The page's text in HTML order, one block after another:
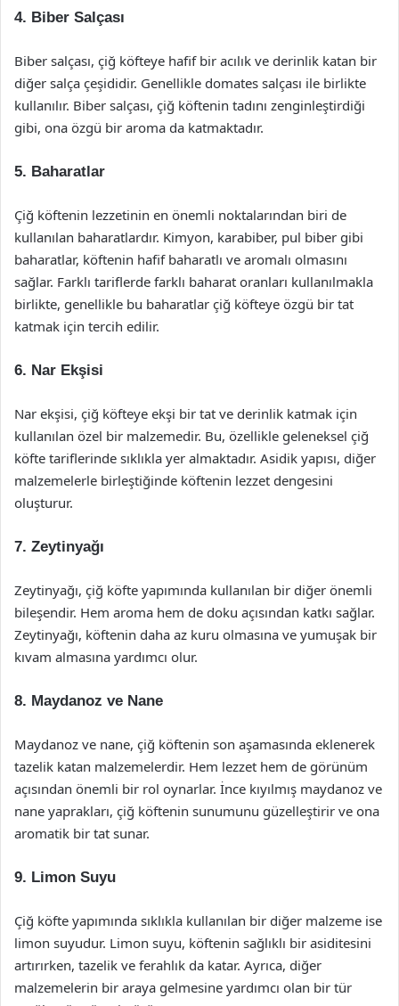
4. Biber Salçası
Biber salçası, çiğ köfteye hafif bir acılık ve derinlik katan bir
diğer salça çeşididir. Genellikle domates salçası ile birlikte
kullanılır. Biber salçası, çiğ köftenin tadını zenginleştirdiği
gibi, ona özgü bir aroma da katmaktadır.
5. Baharatlar
Çiğ köftenin lezzetinin en önemli noktalarından biri de
kullanılan baharatlardır. Kimyon, karabiber, pul biber gibi
baharatlar, köftenin hafif baharatlı ve aromalı olmasını
sağlar. Farklı tariflerde farklı baharat oranları kullanılmakla
birlikte, genellikle bu baharatlar çiğ köfteye özgü bir tat
katmak için tercih edilir.
6. Nar Ekşisi
Nar ekşisi, çiğ köfteye ekşi bir tat ve derinlik katmak için
kullanılan özel bir malzemedir. Bu, özellikle geleneksel çiğ
köfte tariflerinde sıklıkla yer almaktadır. Asidik yapısı, diğer
malzemelerle birleştiğinde köftenin lezzet dengesini
oluşturur.
7. Zeytinyağı
Zeytinyağı, çiğ köfte yapımında kullanılan bir diğer önemli
bileşendir. Hem aroma hem de doku açısından katkı sağlar.
Zeytinyağı, köftenin daha az kuru olmasına ve yumuşak bir
kıvam almasına yardımcı olur.
8. Maydanoz ve Nane
Maydanoz ve nane, çiğ köftenin son aşamasında eklenerek
tazelik katan malzemelerdir. Hem lezzet hem de görünüm
açısından önemli bir rol oynarlar. İnce kıyılmış maydanoz ve
nane yaprakları, çiğ köftenin sunumunu güzelleştirir ve ona
aromatik bir tat sunar.
9. Limon Suyu
Çiğ köfte yapımında sıklıkla kullanılan bir diğer malzeme ise
limon suyudur. Limon suyu, köftenin sağlıklı bir asiditesini
artırırken, tazelik ve ferahlık da katar. Ayrıca, diğer
malzemelerin bir araya gelmesine yardımcı olan bir tür